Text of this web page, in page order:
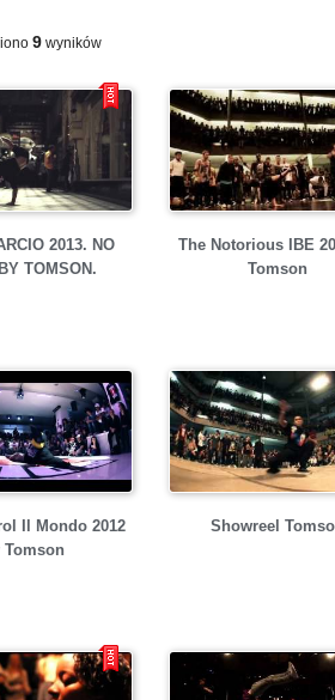
9 wyników
2013. NO
TOMSON.
The Notorious IBE
Tomson
Il Mondo 2012
Tomson
Showreel